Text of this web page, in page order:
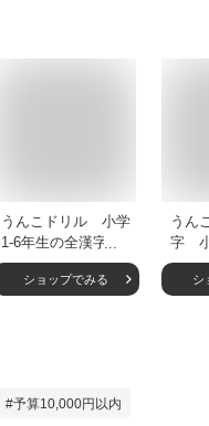
うんこドリル 小学
1-6年生の全漢字
（小学生 国語） [
文響社 ]
ショップでみる
うん
字
学生
1）シ
予算10,000円以内